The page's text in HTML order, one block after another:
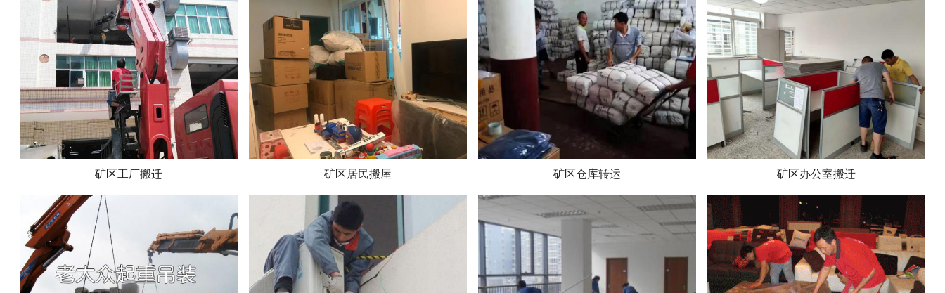
矿区工厂搬迁 矿区居民搬屋 矿区仓库转运 矿区办公室搬迁